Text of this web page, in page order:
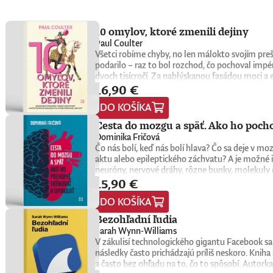
10 omylov, ktoré zmenili dejiny
Paul Coulter
Všetci robíme chyby, no len málokto svojím
podarilo – raz to bol rozchod, čo pochoval
dvoch tisícročí. Za nablýskanou fasádou moci
zlyhania.Zabudnite na nudné učebnice.
ktoré formovali náš svet a mali priam
ešte oveľa ukážkovejšie.Knihu preložil Igor
zmenili dejiny sa stalo hitom a dva roky po
British Comedy Guide ho ocenila ako
16,90 €
DO KOŠÍKA
Cesta do mozgu a späť. Ako ho
Dominika Fričová
Čo nás bolí, keď nás bolí hlava? Čo sa deje v
aktu alebo epileptického záchvatu? A je
neuróny, nervové dráhy, rôzne bunky,
slovenská neurobiologička Dominika Fričová
zlepšovať a čo robiť v krízových
choroby. Pôsobí na Lekárskej fakulte
pôsobila na viacerých zahraničných
zrozumiteľným spôsobom. Verí, že
15,90 €
DO KOŠÍKA
Bezohľadní ľudia
Sarah Wynn-Williams
V zákulisí technologického gigantu Facebook
následky často prichádzajú príliš neskoro.
a často bez ohľadu na to, čo to spôsobí.